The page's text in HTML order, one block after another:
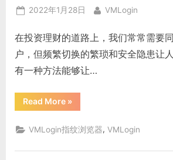
个
账
Posted
2022年1月28日 By
VMLogin
在投资理财的道路上，我们常常需要
户，但频繁切换的繁琐和安全隐患让
有一种方法能够让…
Read More“谷
歌
览
器
开
»
VMLogin指纹浏览器,VMLogin